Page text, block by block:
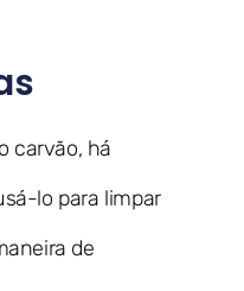
carvão, há
lo para limpar
de